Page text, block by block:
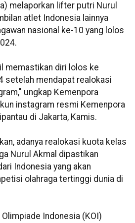
melaporkan lifter putri Nurul
atlet Indonesia lainnya
nasional ke-10 yang lolos
memastikan diri lolos ke
setelah mendapat realokasi
ungkap Kemenpora
instagram resmi Kemenpora
di Jakarta, Kamis.
adanya realokasi kuota kelas
Nurul Akmal dipastikan
Indonesia yang akan
olahraga tertinggi dunia di
Indonesia (KOI)